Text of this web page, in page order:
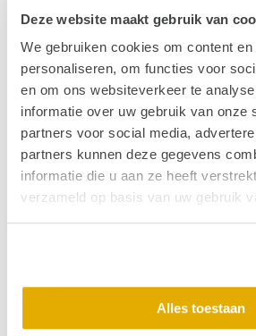
Deze website maakt gebruik van
We gebruiken cookies om content
personaliseren, om functies voor
en om ons websiteverkeer te
informatie over uw gebruik van onze
partners voor social media,
partners kunnen deze gegevens
informatie die u aan ze heeft
verzameld op basis van uw gebruik
Alles toestaan